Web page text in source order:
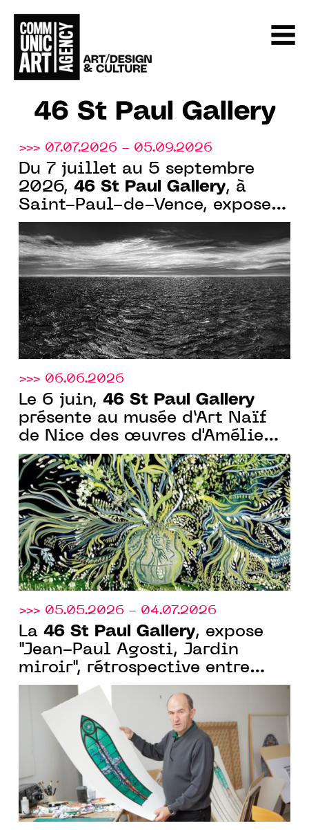
46 St Paul Gallery
>>> 07.07.2026 - 05.09.2026
Du 7 juillet au 5 septembre
2026, 46 St Paul Gallery, à
Saint-Paul-de-Vence, expose
"Perspectives Intrinsèques",
avec sept artistes de
l’abstraction et de la lumière
>>> 06.06.2026
Le 6 juin, 46 St Paul Gallery
présente au musée d’Art Naïf
de Nice des œuvres d'Amélie
Chassary pour les "Rendez-
vous aux jardins"
>>> 05.05.2026 - 04.07.2026
La 46 St Paul Gallery, expose
"Jean-Paul Agosti, Jardin
miroir", rétrospective entre
nature, science et perception